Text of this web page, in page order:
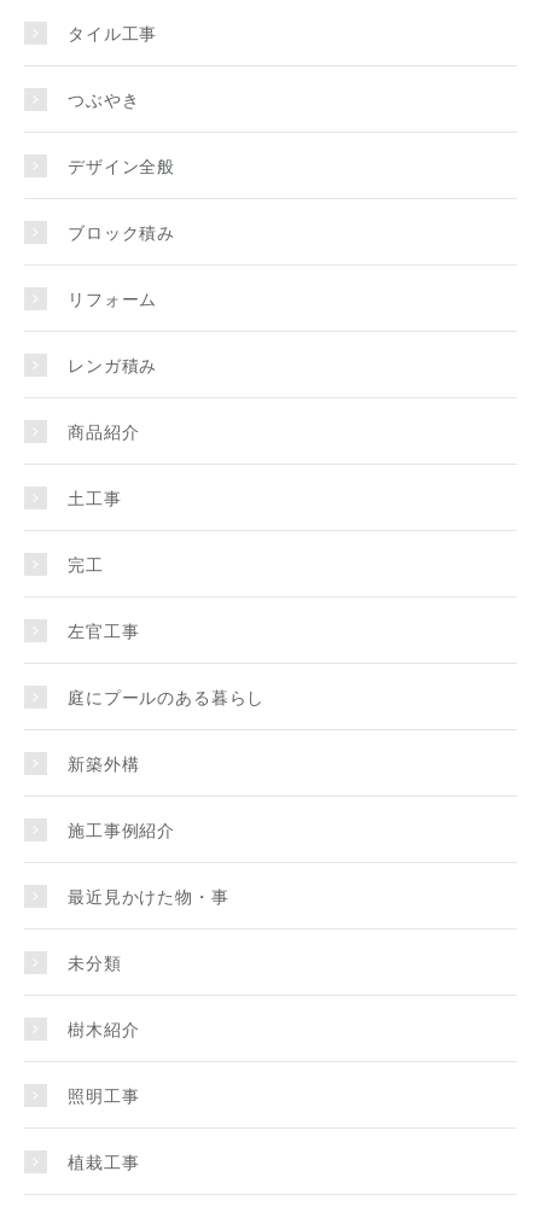
タイル工事
つぶやき
デザイン全般
ブロック積み
リフォーム
レンガ積み
商品紹介
土工事
完工
左官工事
庭にプールのある暮らし
新築外構
施工事例紹介
最近見かけた物・事
未分類
樹木紹介
照明工事
植栽工事